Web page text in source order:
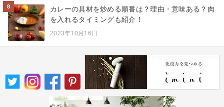
8
カレーの具材を炒める順番は？理由・意味ある？肉
を入れるタイミングも紹介！
2023年10月16日